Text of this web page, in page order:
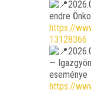
end­re
https://
13128366
—
ese­mé­nye
https://